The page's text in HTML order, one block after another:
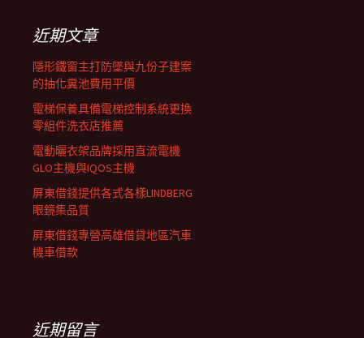
列近期文章
隱形鐵窗主打防墜與九份子建案
的抽化糞池費用平價
電梯保養具備電梯控制系統更換
零組件洗衣店推薦
電動曬衣架品牌採用直流電機
GLO主機與IQOS主機
屏東借錢提供各式各樣LINDBERG
眼鏡集品質
屏東借錢專營高雄借貸地區汽車
機車借款
近期留言